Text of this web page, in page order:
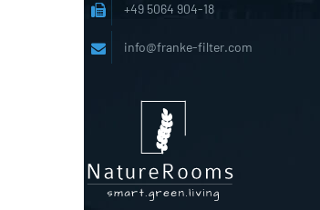
+49 5064 904-18
info@franke-filter.com